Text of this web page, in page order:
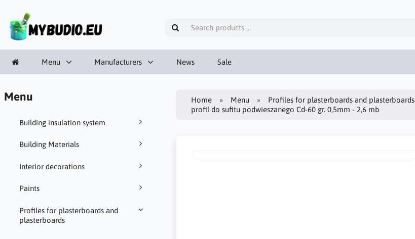
Menu Manufacturers News Sale
Menu
Building insulation system
Building Materials
Interior decorations
Paints
Profiles for plasterboards and
plasterboards
Home Menu Profiles for plasterboards and plasterboards
profil do sufitu podwieszanego Cd-60 gr. 0,5mm - 2,6 mb